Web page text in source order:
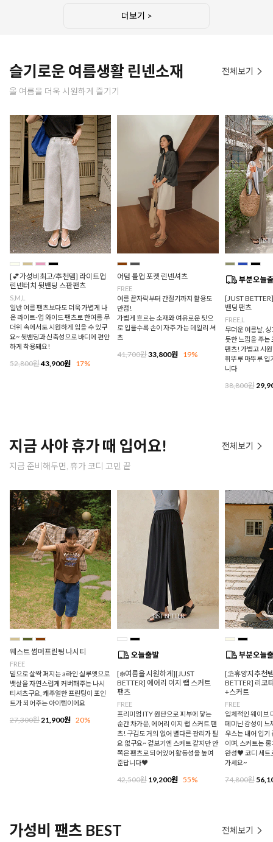
더보기 >
슬기로운 여름생활 린넨소재
올 여름을 더욱 시원하게 즐기기
전체보기
[💕가성비최고/추천템] 라이트업
린넨터치 뒷밴딩 스판팬츠
S,M,L
일반 여름 팬츠보다도 더욱 가볍게 나
온 라이트-업 와이드 팬츠로 한여름 무
더위 속에서도 시원하게 입을 수 있구
요~ 뒷밴딩과 신축성으로 바디에 편안
하게 착용돼요!
52,800원43,900원 17%
어텀 롤업 포켓 린넨셔츠
FREE
여름 끝자락부터 간절기까지 활용도
만점!
가볍게 흐르는 소재와 여유로운 핏으
로 입을수록 손이 자주 가는 데일리 셔
츠
41,700원33,800원 19%
[JUST
밴딩팬츠
FREE,L
무더운 여름날,
듯한 느낌을 주는
팬츠! 가볍고 시
휘뚜루 마뚜루 입
니다
38,800원
지금 사야 휴가 때 입어요!
지금 준비해두면, 휴가 코디 고민 끝
전체보기
웨스트 썸머프린팅 나시티
FREE
밑으로 살짝 퍼지는 a라인 실루엣으로
뱃살을 자연스럽게 커버해주는 나시
티셔츠구요, 캐주얼한 프린팅이 포인
트가 되어주는 아이템이에요
27,300원 21,900원 20%
[❄️여름을 시원하게][JUST
BETTER] 에어리 이지 랩 스커트
팬츠
FREE
프리미엄 ITY 원단으로 피부에 닿는
순간 차가운, 에어리 이지 랩 스커트 팬
츠! 구김도 거의 없어 별다른 관리가 필
요 없구요~ 겉보기엔 스커트 같지만 안
쪽은 팬츠로 되어있어 활동성을 높여
준답니다♥
42,500원19,200원 55%
[⛱️휴양지추천
BETTER] 리코
+스커트
FREE
입체적인 웨이브
페미닌 감성이 느
우스는 내어 입기
이며, 스커트는
완성♥ 코디 세트
가세요~
74,800원
가성비 팬츠 BEST 전체보기